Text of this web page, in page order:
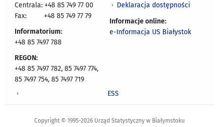
Centrala: +48 85 749 77 00
Fax:
+48 85 749 77 79
Informatorium:
+48 85 7497 788
REGON:
+48 85 7497 782, 85 7497 774,
85 7497 754, 85 7497 719
Deklaracja dostępności
Informacje online:
e-Informacja US Białystok
ESS
Copyright © 1995-2026 Urząd Statystyczny w Białymstoku